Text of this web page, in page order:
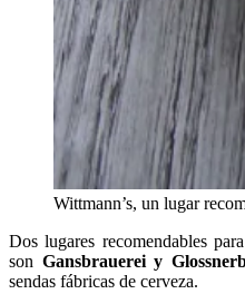
Wittmann’s, un lugar
Dos lugares recomendables
son Gansbrauerei y
sendas fábricas de cerveza.